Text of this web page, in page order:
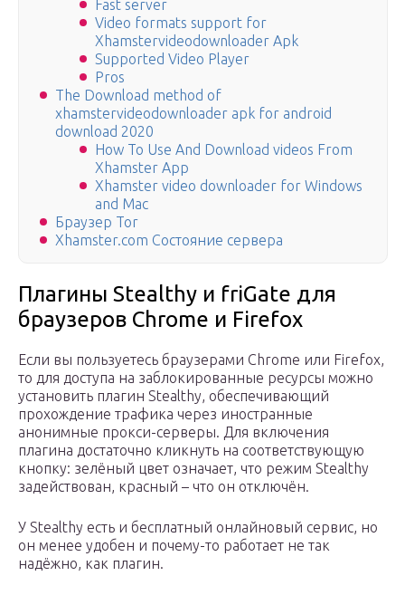
Fast server
Video formats support for
Xhamstervideodownloader Apk
Supported Video Player
Pros
The Download method of
xhamstervideodownloader apk for android
download 2020
How To Use And Download videos From
Xhamster App
Xhamster video downloader for Windows
and Mac
Браузер Tor
Xhamster.com Состояние сервера
Плагины Stealthy и friGate для
браузеров Chrome и Firefox
Если вы пользуетесь браузерами Chrome или Firefox,
то для доступа на заблокированные ресурсы можно
установить плагин Stealthy, обеспечивающий
прохождение трафика через иностранные
анонимные прокси-серверы. Для включения
плагина достаточно кликнуть на соответствующую
кнопку: зелёный цвет означает, что режим Stealthy
задействован, красный – что он отключён.
У Stealthy есть и бесплатный онлайновый сервис, но
он менее удобен и почему-то работает не так
надёжно, как плагин.